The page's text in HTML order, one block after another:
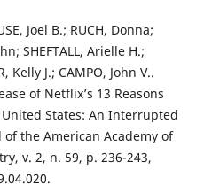
Joel B.; RUCH, Donna;
SHEFTALL, Arielle H.;
Kelly J.; CAMPO, John V..
of Netflix’s 13 Reasons
States: An Interrupted
of the American Academy of
v. 2, n. 59, p. 236-243,